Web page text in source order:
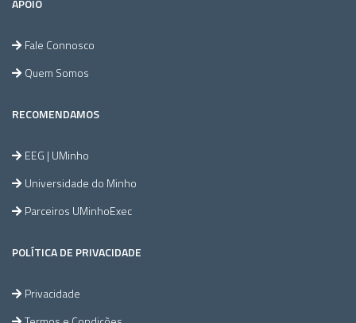
APOIO
Fale Connosco
Quem Somos
RECOMENDAMOS
EEG | UMinho
Universidade do Minho
Parceiros UMinhoExec
POLÍTICA DE PRIVACIDADE
Privacidade